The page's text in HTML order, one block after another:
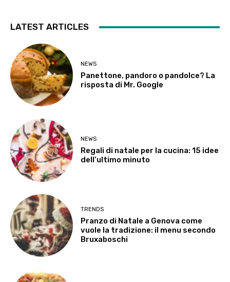
LATEST ARTICLES
NEWS
Panettone, pandoro o pandolce? La
risposta di Mr. Google
NEWS
Regali di natale per la cucina: 15 idee
dell’ultimo minuto
TRENDS
Pranzo di Natale a Genova come
vuole la tradizione: il menu secondo
Bruxaboschi